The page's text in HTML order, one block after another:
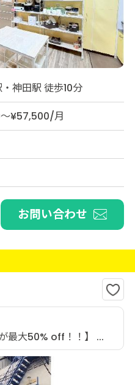
神田駅 徒歩10分
¥57,500/月
お問い合わせ
最大50% off！！】 ...